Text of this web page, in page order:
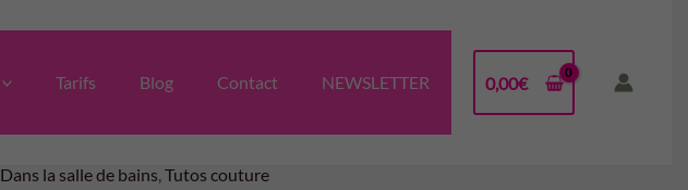
Tarifs Blog Contact NEWSLETTER 0,00€
Dans la salle de bains,Tutos couture
turban